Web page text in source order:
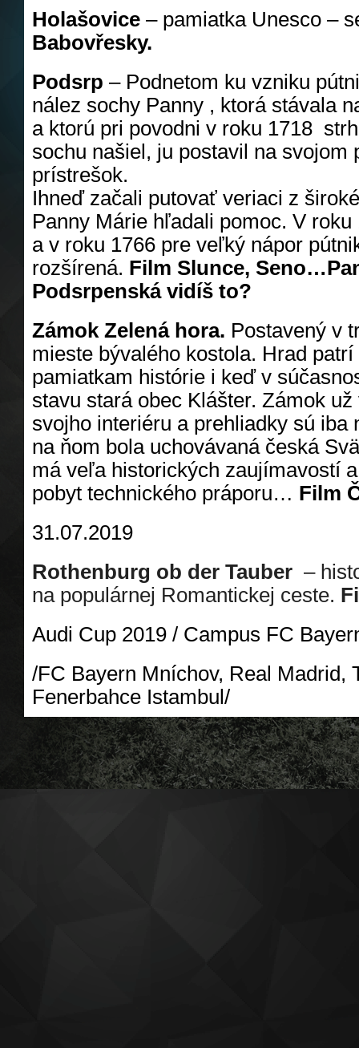
Holašovice – pamiatka Unesco –
Babovřesky.
Podsrp – Podnetom ku vzniku
nález sochy Panny , ktorá stávala
a ktorú pri povodni v roku 1718
sochu našiel, ju postavil na svojom
prístrešok.
Ihneď začali putovať veriaci z
Panny Márie hľadali pomoc. V
a v roku 1766 pre veľký nápor
rozšírená. Film Slunce,
Podsrpenská vidíš to?
Zámok Zelená hora. Postavený v
mieste bývalého kostola. Hrad
pamiatkam histórie i keď v
stavu stará obec Klášter. Zámok
svojho interiéru a prehliadky sú iba
na ňom bola uchovávaná česká
má veľa historických zaujímavostí
pobyt technického práporu… Film
31.07.2019
Rothenburg ob der Tauber –
na populárnej Romantickej ceste.
Audi Cup 2019 / Campus FC
/FC Bayern Mníchov, Real Madrid,
Fenerbahce Istambul/